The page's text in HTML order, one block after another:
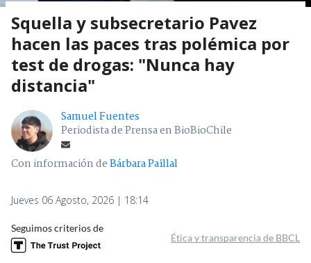
Squella y subsecretario Pavez
hacen las paces tras polémica por
test de drogas: "Nunca hay
distancia"
Samuel Fuentes
Periodista de Prensa en BioBioChile
Con información deBárbara Paillal
Jueves 06 Agosto, 2026 | 18:14
Seguimos criterios de
Ética y transparencia de BBCL